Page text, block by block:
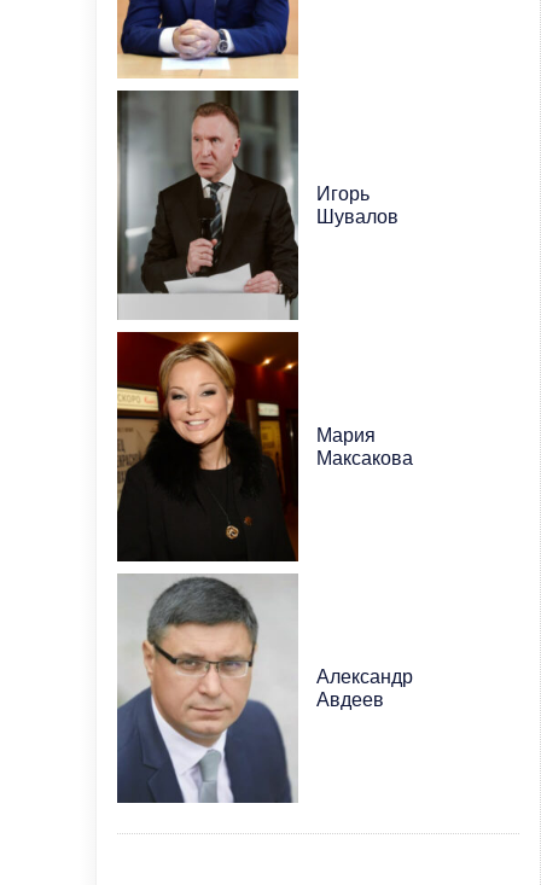
Игорь
Шувалов
Мария
Максакова
Александр
Авдеев